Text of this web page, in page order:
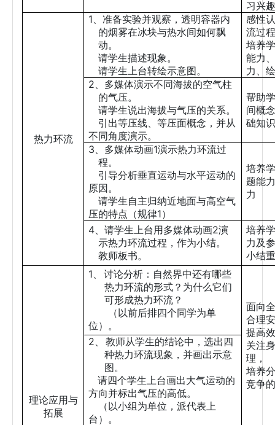
习兴
热力环流
1 、准备实验并观察，透明容器内
的烟雾在冰块与热水间如何飘
动。
请学生描述现象。
请学生上台转绘示意图。
感性
流过
培养
能力
力、
2 、多媒体演示不同海拔的空气柱
的气压。
请学生说出海拔与气压的关系。
引出等压线、等压面概念，并从
不同角度演示。
帮助
间概
础知
3 、多媒体动画1演示热力环流过
程。
引导分析垂直运动与水平运动的
原因。
请学生自主归纳近地面与高空气
压的特点（规律1）
培养
题能
力
4 、请学生上台用多媒体动画2演
示热力环流过程，作为小结。
教师板书。
培养
力及
小结
理论应用与
拓展
1、
讨论分析：自然界中还有哪些
热力环流的形式？为什么它们
可形成热力环流？
（以前后排四个同学为单
位）。
面向
合理
提高
关注
理，
培养
竞争
2、
教师从学生的结论中，选出四
种热力环流现象，并画出示意
图。
请四个学生上台画出大气运动的
方向并标出气压的高低。
（以小组为单位，派代表上
台）。